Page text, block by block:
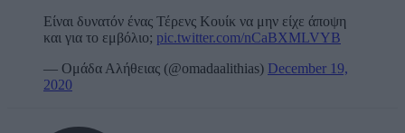
Είναι δυνατόν ένας Τέρενς Κουίκ να μην είχε άποψη
και για το εμβόλιο; pic.twitter.com/nCaBXMLVYB
— Ομάδα Αλήθειας (@omadaalithias) December 19,
2020